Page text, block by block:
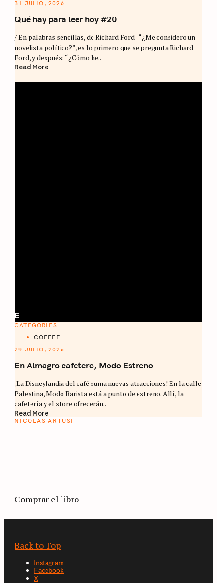
31 JULIO, 2026
Qué hay para leer hoy #20
/ En palabras sencillas, de Richard Ford “¿Me considero un
novelista político?”, es lo primero que se pregunta Richard
Ford, y después: “¿Cómo he..
Read More
E
CATEGORIES
COFFEE
29 JULIO, 2026
En Almagro cafetero, Modo Estreno
¡La Disneylandia del café suma nuevas atracciones! En la calle
Palestina, Modo Barista está a punto de estreno. Allí, la
cafetería y el store ofrecerán..
Read More
NICOLAS ARTUSI
Comprar el libro
Back to Top
Instagram
Facebook
X